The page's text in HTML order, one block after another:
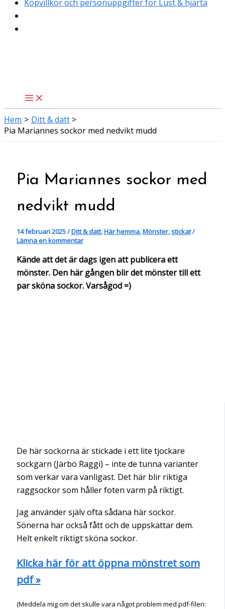
Köpvillkor och personuppgifter för Lust & hjärta
Hem
Ditt & datt
Pia Mariannes sockor med nedvikt mudd
Pia Mariannes sockor med
nedvikt mudd
14 februari 2025/Ditt & datt,Här hemma,Mönster,stickat/
Lämna en kommentar
Kände att det är dags igen att publicera ett
mönster. Den här gången blir det mönster till ett
par sköna sockor. Varsågod =)
De här sockorna är stickade i ett lite tjockare
sockgarn (Järbo Raggi) – inte de tunna varianter
som verkar vara vanligast. Det här blir riktiga
raggsockor som håller foten varm på riktigt.
Jag använder själv ofta sådana här sockor.
Sönerna har också fått och de uppskattar dem.
Helt enkelt riktigt sköna sockor.
Klicka här för att öppna mönstret som
pdf »
(Meddela mig om det skulle vara något problem med pdf-filen: